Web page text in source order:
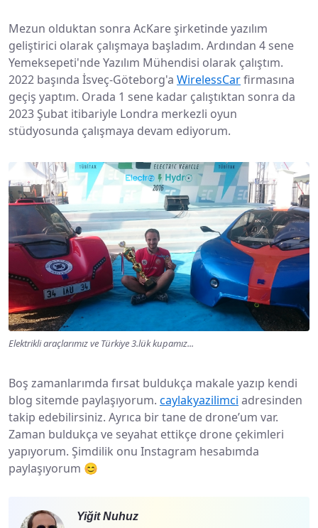
Mezun olduktan sonra AcKare şirketinde yazılım
geliştirici olarak çalışmaya başladım. Ardından 4 sene
Yemeksepeti'nde Yazılım Mühendisi olarak çalıştım.
2022 başında İsveç-Göteborg'a WirelessCarfirmasına
geçiş yaptım. Orada 1 sene kadar çalıştıktan sonra da
2023 Şubat itibariyle Londra merkezli oyun
stüdyosunda çalışmaya devam ediyorum.
Elektrikli araçlarımız ve Türkiye 3.lük kupamız...
Boş zamanlarımda fırsat buldukça makale yazıp kendi
blog sitemde paylaşıyorum. caylakyazilimci adresinden
takip edebilirsiniz. Ayrıca bir tane de drone’um var.
Zaman buldukça ve seyahat ettikçe drone çekimleri
yapıyorum. Şimdilik onu Instagram hesabımda
paylaşıyorum 😊
Yiğit Nuhuz